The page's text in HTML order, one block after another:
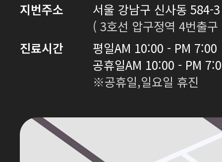
지번주소
서울 강남구 신사동 584-
( 3호선 압구정역 4번출
진료시간
평일AM 10:00 - PM 7:00
공휴일AM 10:00 - PM
※공휴일,일요일 휴진